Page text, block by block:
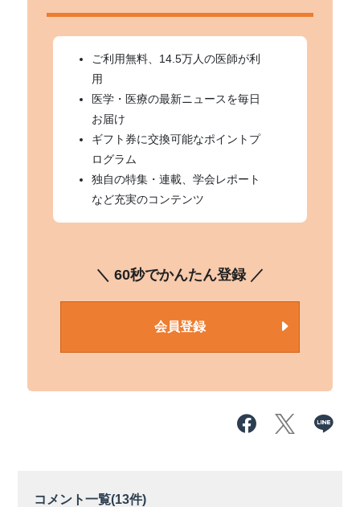
ご利用無料、14.5万人の医師が利
用
医学・医療の最新ニュースを毎日
お届け
ギフト券に交換可能なポイントプ
ログラム
独自の特集・連載、学会レポート
など充実のコンテンツ
＼ 60秒でかんたん登録 ／
会員登録
コメント一覧(13件)